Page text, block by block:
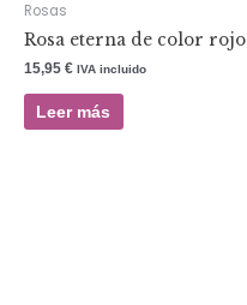
Rosas
Rosa eterna de color rojo
15,95 € IVA incluido
Leer más